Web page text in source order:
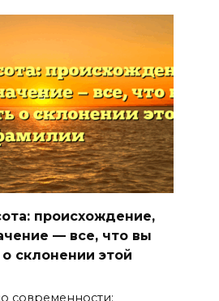
происхождение,
— все, что вы
склонении этой
современности: